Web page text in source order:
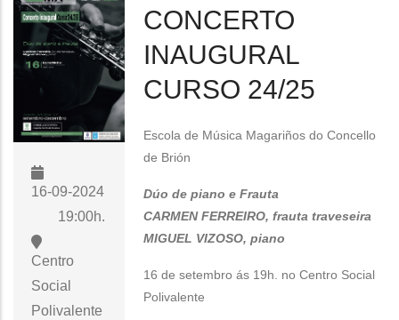
16-09-2024
19:00h.
Centro
Social
Polivalente
CONCERTO
INAUGURAL
CURSO 24/25
Escola de Música Magariños do Concello
de Brión
Dúo de piano e Frauta
CARMEN FERREIRO, frauta traveseira
MIGUEL VIZOSO, piano
16 de setembro ás 19h. no Centro Social
Polivalente